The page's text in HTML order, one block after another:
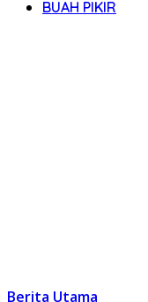
BUAH PIKIR
Berita Utama